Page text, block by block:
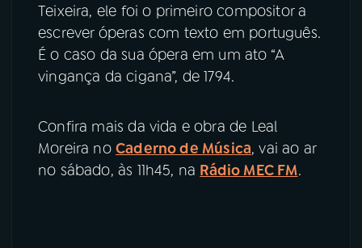
Teixeira, ele foi o primeiro compositor a
escrever óperas com texto em português.
É o caso da sua ópera em um ato “A
vingança da cigana”, de 1794.
Confira mais da vida e obra de Leal
Moreira no Caderno de Música, vai ao ar
no sábado, às 11h45, na Rádio MEC FM.